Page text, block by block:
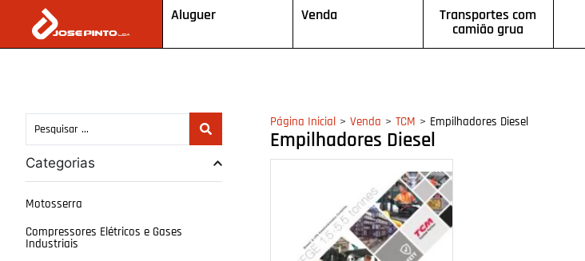
Aluguer Venda Transportes com
camião grua
Categorias
Motosserra
Compressores Elétricos e Gases
Industriais
Página Inicial > Venda > TCM > Empilhadores Diesel
Empilhadores Diesel